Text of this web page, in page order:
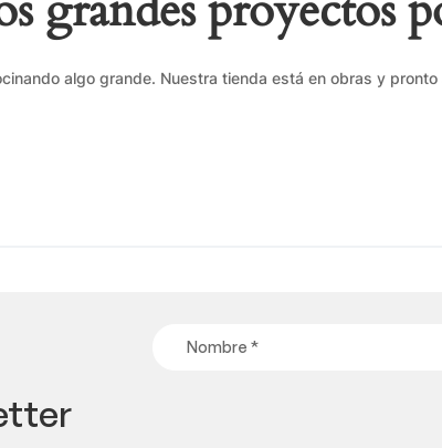
algo grande. Nuestra tienda está en obras y